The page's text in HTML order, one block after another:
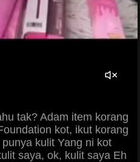
tak? Adam item korang
kot, ikut korang
kulit Yang ni kot
saya, ok, kulit saya Eh